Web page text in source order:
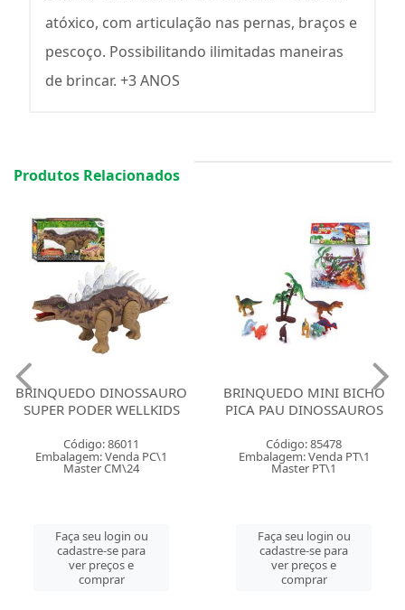
atóxico, com articulação nas pernas, braços e
pescoço. Possibilitando ilimitadas maneiras
de brincar. +3 ANOS
Produtos Relacionados
BRINQUEDO DINOSSAURO
SUPER PODER WELLKIDS
Código: 86011
Embalagem: Venda PC\1
Master CM\24
Faça seu login ou
cadastre-se para
ver preços e
comprar
BRINQUEDO MINI BICHO
PICA PAU DINOSSAUROS
Código: 85478
Embalagem: Venda PT\1
Master PT\1
Faça seu login ou
cadastre-se para
ver preços e
comprar